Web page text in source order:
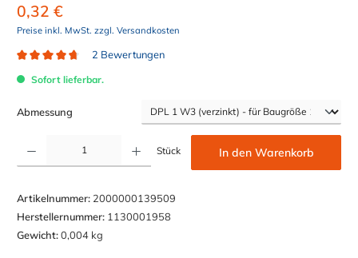
0,32 €
Preise inkl. MwSt. zzgl. Versandkosten
2 Bewertungen
Sofort lieferbar.
Abmessung
Produkt Anzahl: Gib den gewünschten Wert ein oder benutze die Schaltflächen um die Anzahl
Stück In den Warenkorb
Artikelnummer: 2000000139509
Herstellernummer: 1130001958
Gewicht:0,004 kg